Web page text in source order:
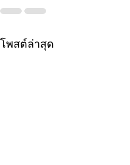
โพสต์ล่าสุด